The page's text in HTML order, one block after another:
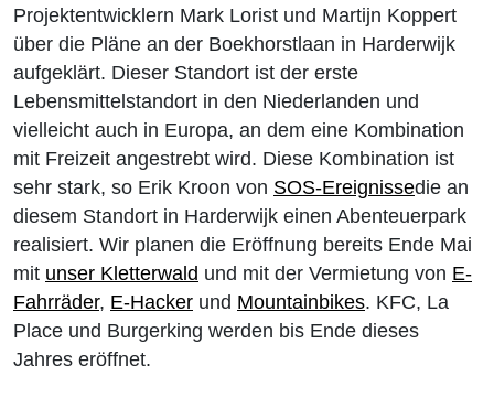
Projektentwicklern Mark Lorist und Martijn Koppert
über die Pläne an der Boekhorstlaan in Harderwijk
aufgeklärt. Dieser Standort ist der erste
Lebensmittelstandort in den Niederlanden und
vielleicht auch in Europa, an dem eine Kombination
mit Freizeit angestrebt wird. Diese Kombination ist
sehr stark, so Erik Kroon von SOS-Ereignissedie an
diesem Standort in Harderwijk einen Abenteuerpark
realisiert. Wir planen die Eröffnung bereits Ende Mai
mit unser Kletterwald und mit der Vermietung von E-
Fahrräder, E-Hacker und Mountainbikes. KFC, La
Place und Burgerking werden bis Ende dieses
Jahres eröffnet.